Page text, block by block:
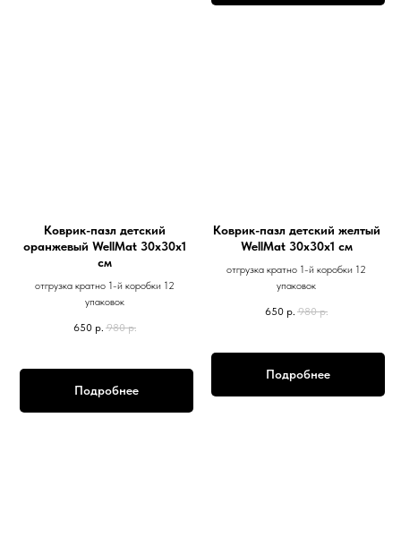
Коврик-пазл детский
оранжевый WellMat 30х30х1
см
отгрузка кратно 1-й коробки 12
упаковок
650 р. 980 р.
Подробнее
Коврик-пазл детский желтый
WellMat 30х30х1 см
отгрузка кратно 1-й коробки 12
упаковок
650 р. 980 р.
Подробнее